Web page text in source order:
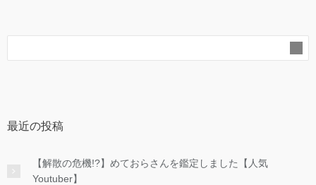
最近の投稿
【解散の危機!?】めておらさんを鑑定しました【人気
Youtuber】